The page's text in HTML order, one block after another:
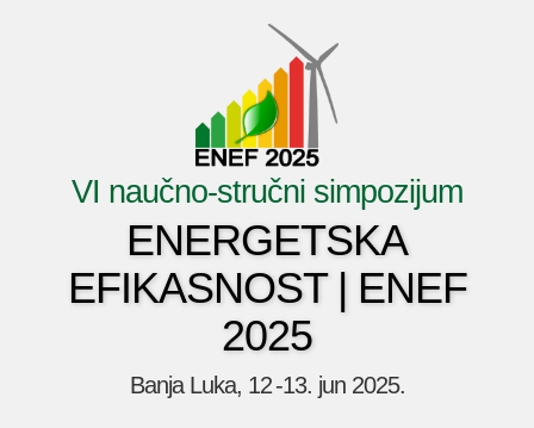
VI naučno-stručni simpozijum
ENERGETSKA
EFIKASNOST | ENEF
2025
Banja Luka, 12 -13. jun 2025.